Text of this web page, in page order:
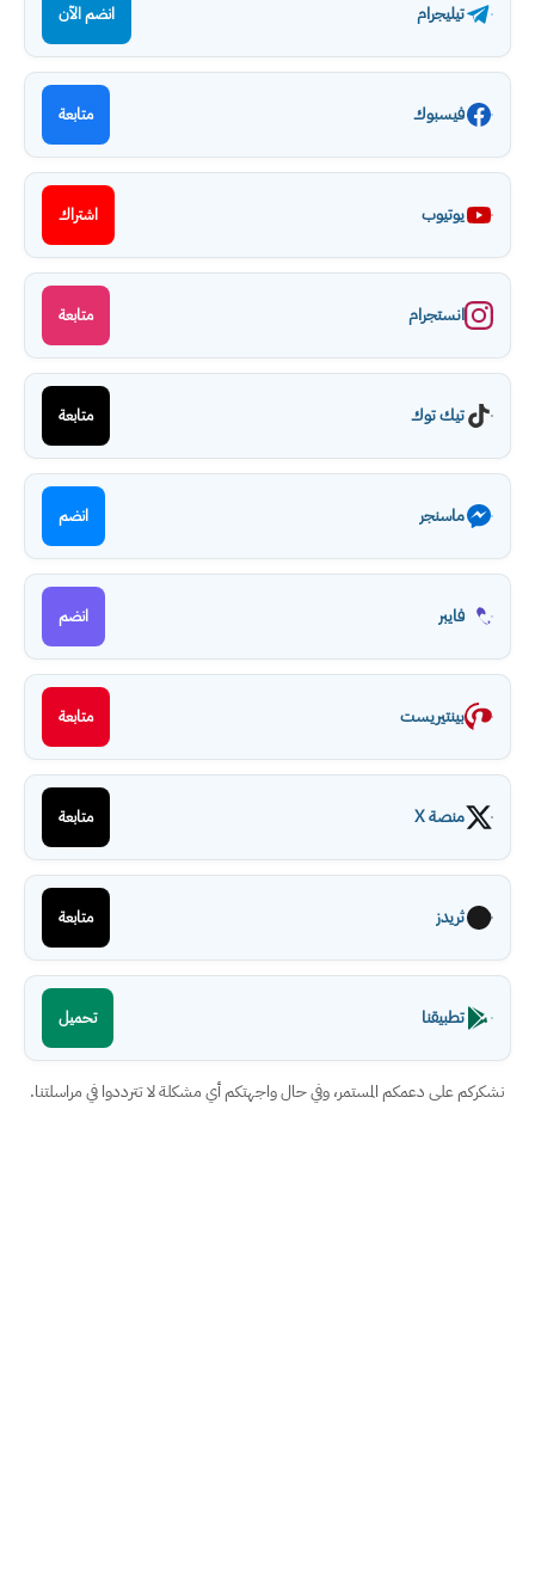
تيليجرام انضم الآن
فيسبوك متابعة
يوتيوب اشتراك
انستجرام متابعة
تيك توك متابعة
ماسنجر انضم
فايبر انضم
بينتيريست متابعة
منصة X متابعة
ثريدز متابعة
تطبيقنا تحميل
نشكركم على دعمكم المستمر، وفي حال واجهتكم أي مشكلة لا تترددوا في مراسلتنا.